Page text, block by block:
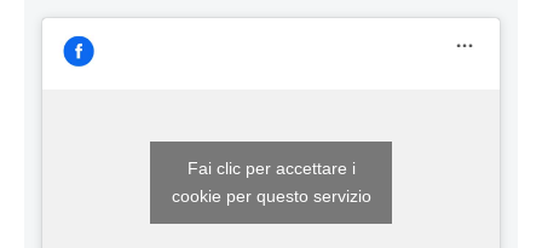
Fai clic per accettare i
cookie per questo servizio